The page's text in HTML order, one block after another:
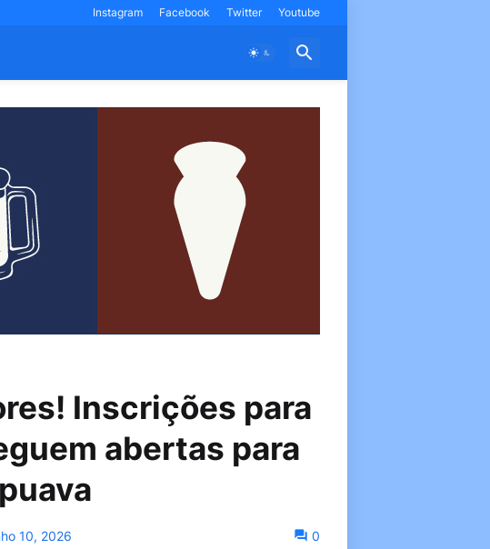
Instagram Facebook Twitter Youtube
Inscrições para
abertas para
10, 2026 0